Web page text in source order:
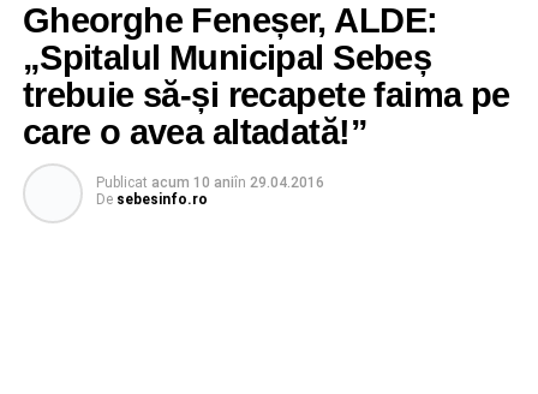
Gheorghe Feneșer, ALDE:
„Spitalul Municipal Sebeș
trebuie să-și recapete faima pe
care o avea altadată!”
Publicat acum 10 aniîn 29.04.2016
De sebesinfo.ro